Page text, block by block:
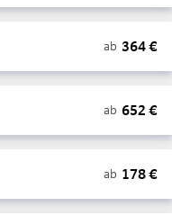
ab 364€
ab 652 €
ab 178€